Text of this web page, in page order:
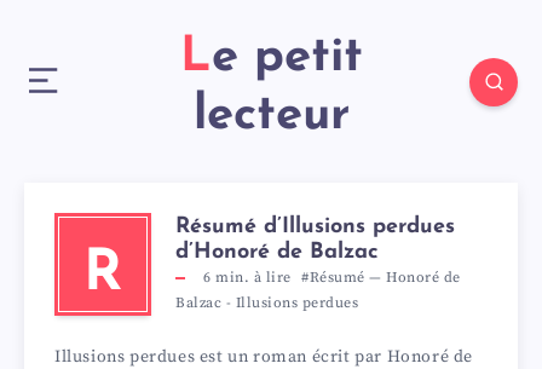
Le petit
lecteur
R
Résumé d’Illusions perdues
d’Honoré de Balzac
6 min. à lire #Résumé — Honoré de
Balzac - Illusions perdues
Illusions perdues est un roman écrit par Honoré de